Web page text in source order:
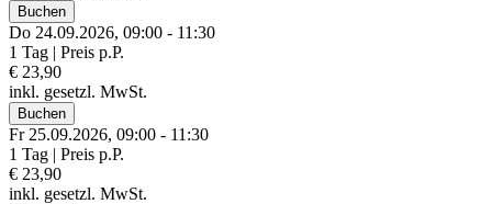
Buchen
Do 24.09.2026, 09:00 - 11:30
1 Tag | Preis p.P.
€ 23,90
inkl. gesetzl. MwSt.
Buchen
Fr 25.09.2026, 09:00 - 11:30
1 Tag | Preis p.P.
€ 23,90
inkl. gesetzl. MwSt.